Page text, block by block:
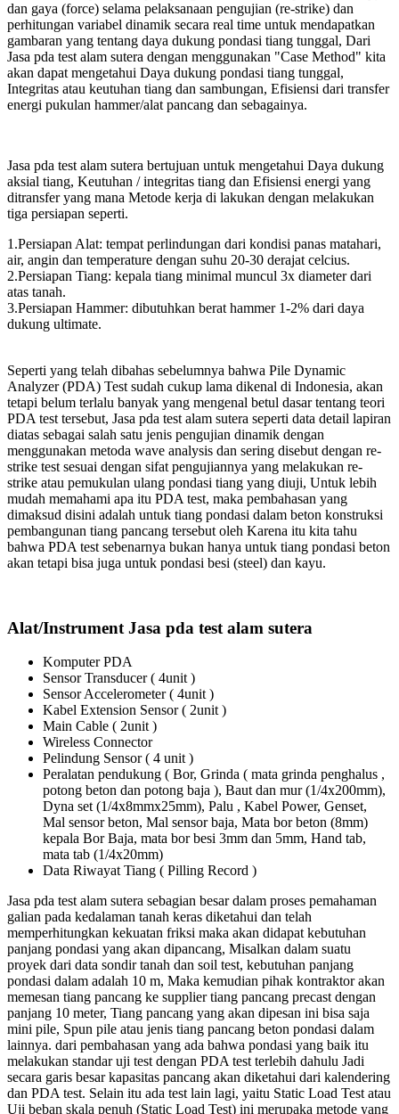
dan gaya (force) selama pelaksanaan pengujian (re-strike) dan
perhitungan variabel dinamik secara real time untuk mendapatkan
gambaran yang tentang daya dukung pondasi tiang tunggal, Dari
Jasa pda test alam sutera dengan menggunakan "Case Method" kita
akan dapat mengetahui Daya dukung pondasi tiang tunggal,
Integritas atau keutuhan tiang dan sambungan, Efisiensi dari transfer
energi pukulan hammer/alat pancang dan sebagainya.
Jasa pda test alam sutera bertujuan untuk mengetahui Daya dukung
aksial tiang, Keutuhan / integritas tiang dan Efisiensi energi yang
ditransfer yang mana Metode kerja di lakukan dengan melakukan
tiga persiapan seperti.
1.Persiapan Alat: tempat perlindungan dari kondisi panas matahari,
air, angin dan temperature dengan suhu 20-30 derajat celcius.
2.Persiapan Tiang: kepala tiang minimal muncul 3x diameter dari
atas tanah.
3.Persiapan Hammer: dibutuhkan berat hammer 1-2% dari daya
dukung ultimate.
Seperti yang telah dibahas sebelumnya bahwa Pile Dynamic
Analyzer (PDA) Test sudah cukup lama dikenal di Indonesia, akan
tetapi belum terlalu banyak yang mengenal betul dasar tentang teori
PDA test tersebut, Jasa pda test alam sutera seperti data detail lapiran
diatas sebagai salah satu jenis pengujian dinamik dengan
menggunakan metoda wave analysis dan sering disebut dengan re-
strike test sesuai dengan sifat pengujiannya yang melakukan re-
strike atau pemukulan ulang pondasi tiang yang diuji, Untuk lebih
mudah memahami apa itu PDA test, maka pembahasan yang
dimaksud disini adalah untuk tiang pondasi dalam beton konstruksi
pembangunan tiang pancang tersebut oleh Karena itu kita tahu
bahwa PDA test sebenarnya bukan hanya untuk tiang pondasi beton
akan tetapi bisa juga untuk pondasi besi (steel) dan kayu.
Alat/Instrument Jasa pda test alam sutera
Komputer PDA
Sensor Transducer ( 4unit )
Sensor Accelerometer ( 4unit )
Kabel Extension Sensor ( 2unit )
Main Cable ( 2unit )
Wireless Connector
Pelindung Sensor ( 4 unit )
Peralatan pendukung ( Bor, Grinda ( mata grinda penghalus ,
potong beton dan potong baja ), Baut dan mur (1/4x200mm),
Dyna set (1/4x8mmx25mm), Palu , Kabel Power, Genset,
Mal sensor beton, Mal sensor baja, Mata bor beton (8mm)
kepala Bor Baja, mata bor besi 3mm dan 5mm, Hand tab,
mata tab (1/4x20mm)
Data Riwayat Tiang ( Pilling Record )
Jasa pda test alam sutera sebagian besar dalam proses pemahaman
galian pada kedalaman tanah keras diketahui dan telah
memperhitungkan kekuatan friksi maka akan didapat kebutuhan
panjang pondasi yang akan dipancang, Misalkan dalam suatu
proyek dari data sondir tanah dan soil test, kebutuhan panjang
pondasi dalam adalah 10 m, Maka kemudian pihak kontraktor akan
memesan tiang pancang ke supplier tiang pancang precast dengan
panjang 10 meter, Tiang pancang yang akan dipesan ini bisa saja
mini pile, Spun pile atau jenis tiang pancang beton pondasi dalam
lainnya. dari pembahasan yang ada bahwa pondasi yang baik itu
melakukan standar uji test dengan PDA test terlebih dahulu Jadi
secara garis besar kapasitas pancang akan diketahui dari kalendering
dan PDA test. Selain itu ada test lain lagi, yaitu Static Load Test atau
Uji beban skala penuh (Static Load Test) ini merupaka metode yang